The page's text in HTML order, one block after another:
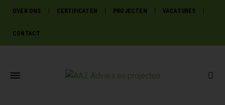
OVER ONS CERTIFICATEN PROJECTEN VACATURES
CONTACT